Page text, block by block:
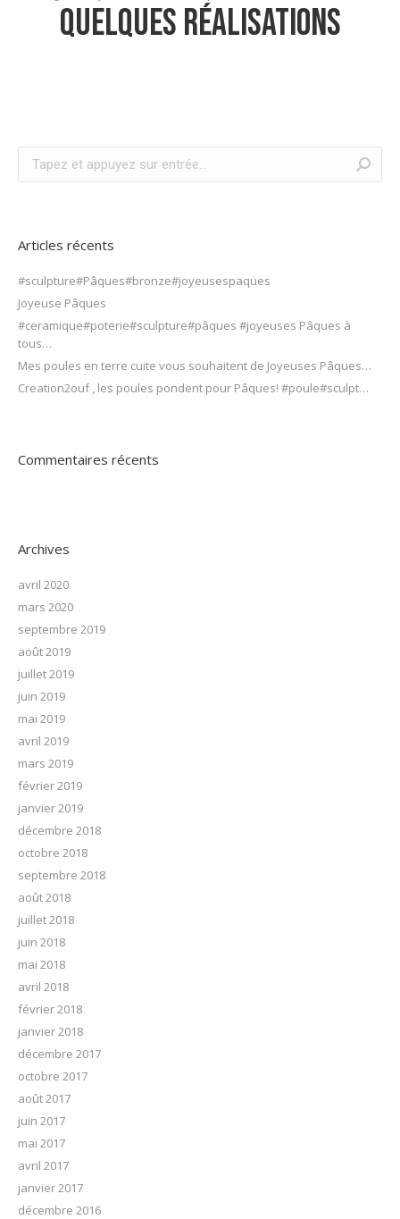
Quelques réalisations
Recherche
Articles récents
#sculpture#Pâques#bronze#joyeusespaques
Joyeuse Pâques
#ceramique#poterie#sculpture#pâques #joyeuses Pâques à
tous…
Mes poules en terre cuite vous souhaitent de Joyeuses Pâques…
Creation2ouf , les poules pondent pour Pâques! #poule#sculpt…
Commentaires récents
Archives
avril 2020
mars 2020
septembre 2019
août 2019
juillet 2019
juin 2019
mai 2019
avril 2019
mars 2019
février 2019
janvier 2019
décembre 2018
octobre 2018
septembre 2018
août 2018
juillet 2018
juin 2018
mai 2018
avril 2018
février 2018
janvier 2018
décembre 2017
octobre 2017
août 2017
juin 2017
mai 2017
avril 2017
janvier 2017
décembre 2016